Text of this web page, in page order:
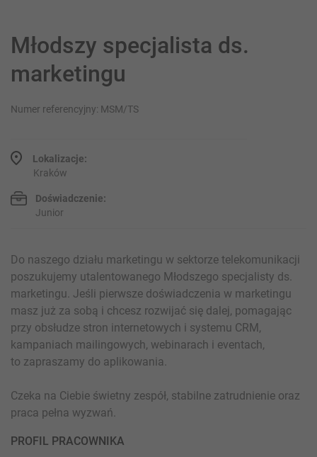
Młodszy specjalista ds.
marketingu
Numer referencyjny: MSM/TS
Lokalizacje:
Kraków
Doświadczenie:
Junior
Do naszego działu marketingu w sektorze telekomunikacji
poszukujemy utalentowanego Młodszego specjalisty ds.
marketingu. Jeśli pierwsze doświadczenia w marketingu
masz już za sobą i chcesz rozwijać się dalej, pomagając
przy obsłudze stron internetowych i systemu CRM,
kampaniach mailingowych, webinarach i eventach,
to zapraszamy do aplikowania.
Czeka na Ciebie świetny zespół, stabilne zatrudnienie oraz
praca pełna wyzwań.
PROFIL PRACOWNIKA